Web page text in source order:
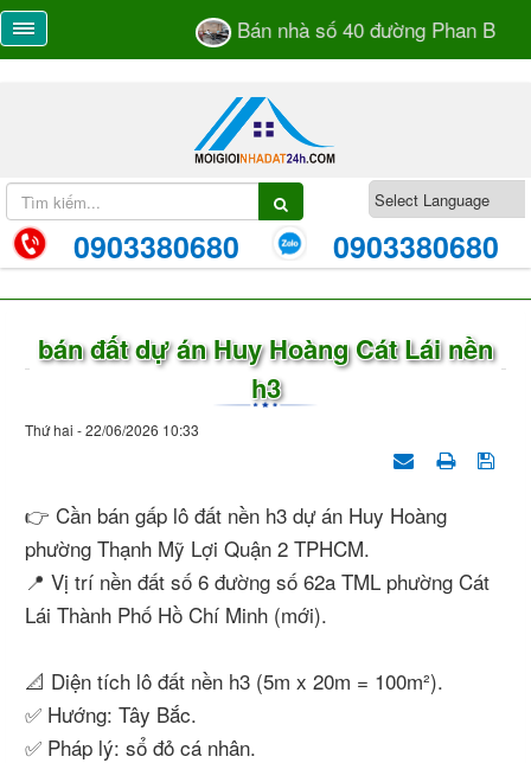
Bán nhà số 40 đường Phan Bá
0903380680 0903380680
bán đất dự án Huy Hoàng Cát Lái nền
h3
Thứ hai - 22/06/2026 10:33
👉 Cần bán gấp lô đất nền h3 dự án Huy Hoàng
phường Thạnh Mỹ Lợi Quận 2 TPHCM.
📍 Vị trí nền đất số 6 đường số 62a TML phường Cát
Lái Thành Phố Hồ Chí Minh (mới).
📐 Diện tích lô đất nền h3 (5m x 20m = 100m²).
✅ Hướng: Tây Bắc.
✅ Pháp lý: sổ đỏ cá nhân.